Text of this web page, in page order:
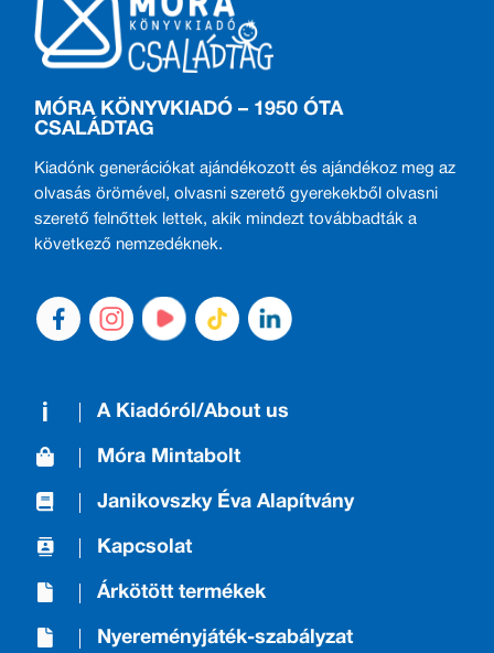
MÓRA KÖNYVKIADÓ – 1950 ÓTA
CSALÁDTAG
Kiadónk generációkat ajándékozott és ajándékoz meg az
olvasás örömével, olvasni szerető gyerekekből olvasni
szerető felnőttek lettek, akik mindezt továbbadták a
következő nemzedéknek.
A Kiadóról/About us
Móra Mintabolt
Janikovszky Éva Alapítvány
Kapcsolat
Árkötött termékek
Nyereményjáték-szabályzat